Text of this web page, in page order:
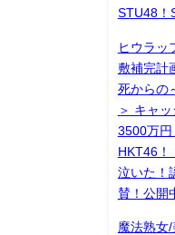
STU48！
ヒウラッ
敷補完計
死からの
＞ キャ
3500万円
HKT46！
泣いた！
賛！公開
魔法熟女